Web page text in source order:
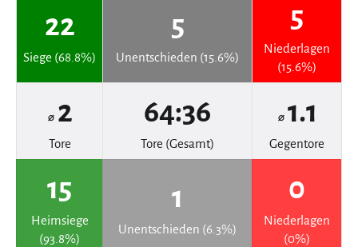
22
Siege (68.8%)
5
Unentschieden (15.6%)
5
Niederlagen
(15.6%)
⌀ 2
Tore
64:36
Tore (Gesamt)
⌀ 1.1
Gegentore
15
Heimsiege
(93.8%)
1
Unentschieden (6.3%)
0
Niederlagen
(0%)